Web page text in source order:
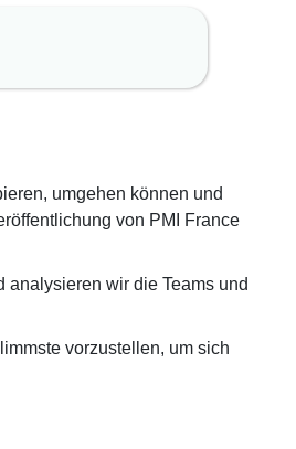
umgehen können und
von PMI France
wir die Teams und
vorzustellen, um sich